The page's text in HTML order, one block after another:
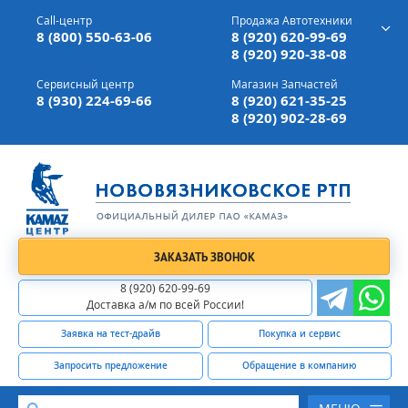
г. Вязники,ул. Механизаторов, д 90
Доставка а/м,по всей России
Call-центр
8 (800) 550-63-06
Продажа Автотехники
8 (920) 620-99-69
8 (920) 920-38-08
Сервисный центр
8 (930) 224-69-66
Магазин Запчастей
8 (920) 621-35-25
8 (920) 902-28-69
ЗАКАЗАТЬ ЗВОНОК
8 (920) 620-99-69
Доставка а/м по всей России!
Заявка на тест-драйв Покупка и сервис
Запросить предложение Обращение в компанию